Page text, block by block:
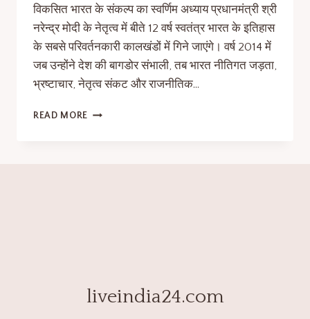
विकसित भारत के संकल्प का स्वर्णिम अध्याय प्रधानमंत्री श्री
नरेन्द्र मोदी के नेतृत्व में बीते 12 वर्ष स्वतंत्र भारत के इतिहास
के सबसे परिवर्तनकारी कालखंडों में गिने जाएंगे। वर्ष 2014 में
जब उन्होंने देश की बागडोर संभाली, तब भारत नीतिगत जड़ता,
भ्रष्टाचार, नेतृत्व संकट और राजनीतिक…
READ MORE
liveindia24.com